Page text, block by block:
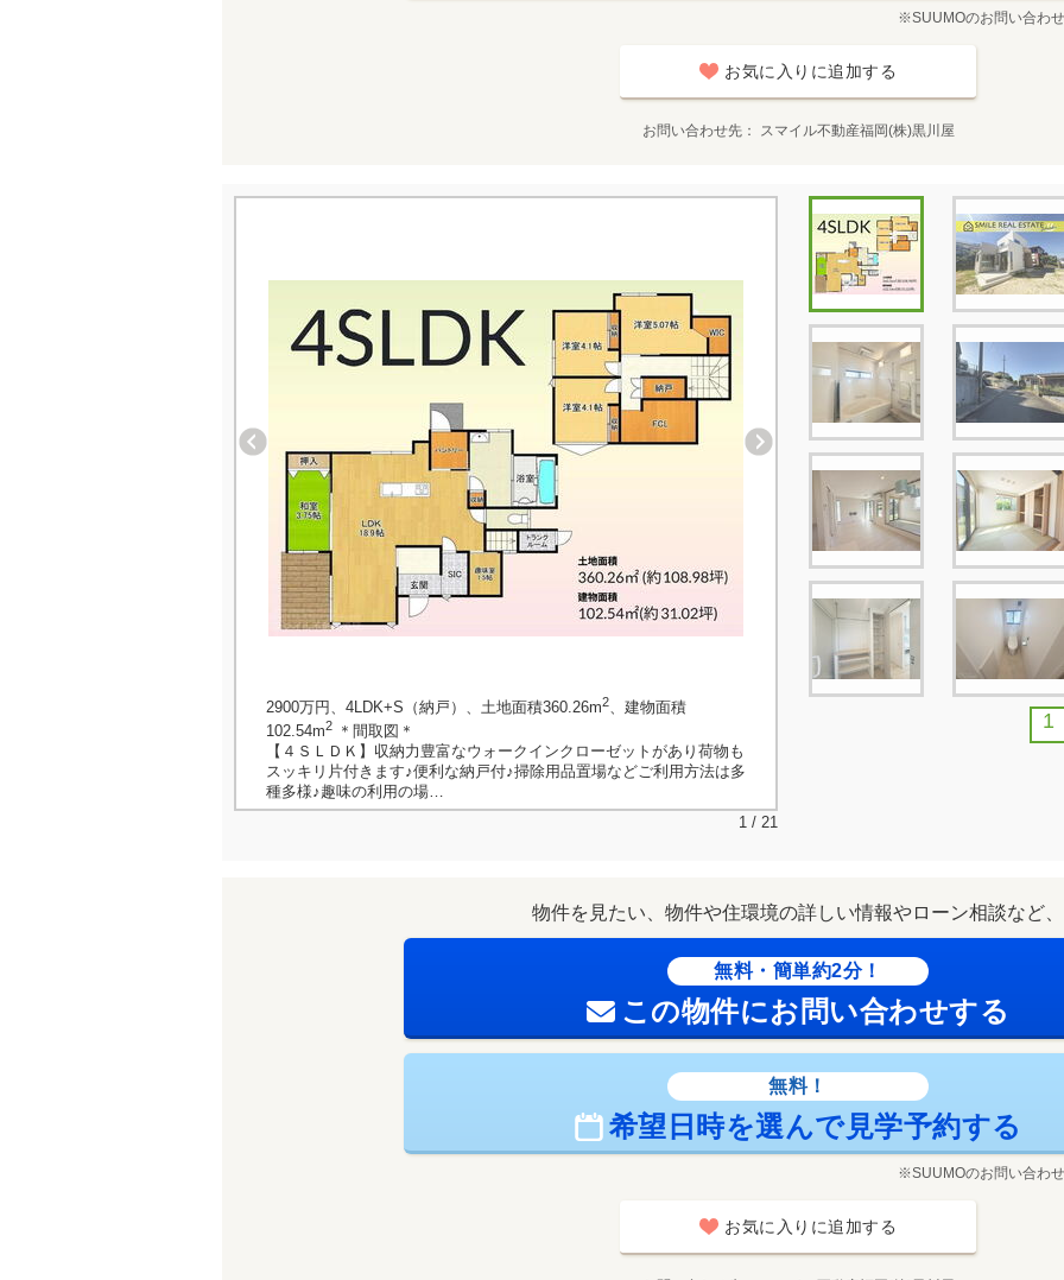
※SUUMOのお問い合わ
お気に入りに追加する
お問い合わせ先 スマイル不動産福岡(株)黒川屋
2900万円、4LDK+S（納戸）、土地面積360.26m2、建物面積
102.54m2 ＊間取図＊
【４ＳＬＤＫ】収納力豊富なウォークインクローゼットがあり荷物も
スッキリ片付きます♪便利な納戸付♪掃除用品置場などご利用方法は多
種多様♪趣味の利用の場…
1 / 21
1
物件を見たい、物件や住環境の詳しい情報やローン相談など、
無料・簡単約2分！
この物件にお問い合わせする
無料！
希望日時を選んで見学予約する
※SUUMOのお問い合わ
お気に入りに追加する